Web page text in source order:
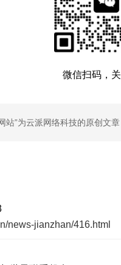
微信扫码，
站”为云派网络科技的原创文
news-jianzhan/416.html